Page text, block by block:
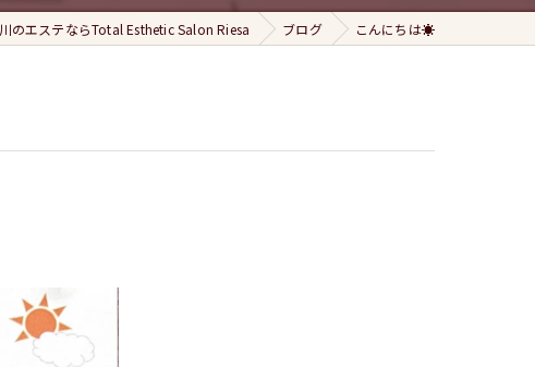
のエステならTotal Esthetic Salon Riesa ブログ こんにちは☀️